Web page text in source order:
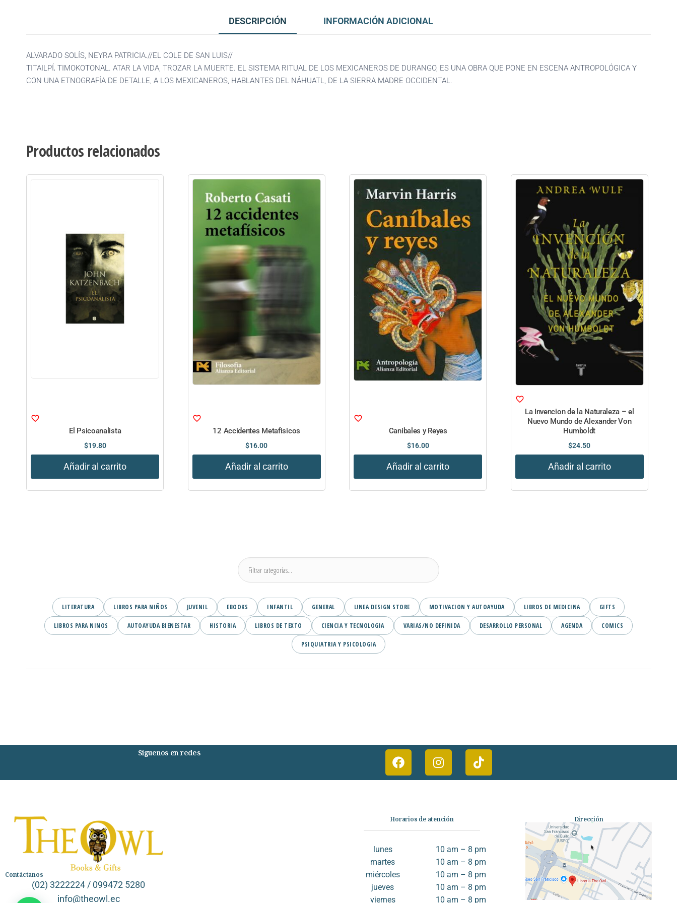
DESCRIPCIÓN INFORMACIÓN ADICIONAL
ALVARADO SOLÍS, NEYRA PATRICIA.//EL COLE DE SAN LUIS//
TITAILPÍ‚ TIMOKOTONAL. ATAR LA VIDA, TROZAR LA MUERTE. EL SISTEMA RITUAL DE LOS MEXICANEROS DE DURANGO, ES UNA OBRA QUE PONE EN ESCENA ANTROPOLÓGICA Y
CON UNA ETNOGRAFÍA DE DETALLE, A LOS MEXICANEROS, HABLANTES DEL NÁHUATL, DE LA SIERRA MADRE OCCIDENTAL.
Productos relacionados
El Psicoanalista
$19.80
Añadir al carrito
12 Accidentes Metafisicos
$16.00
Añadir al carrito
Canibales y Reyes
$16.00
Añadir al carrito
La Invencion de la Naturaleza – el
Nuevo Mundo de Alexander Von
Humboldt
$24.50
Añadir al carrito
LITERATURA LIBROS PARA NIÑOS JUVENIL EBOOKS INFANTIL GENERAL L!NEA DESIGN STORE MOTIVACION Y AUTOAYUDA LIBROS DE MEDICINA GIFTS
LIBROS PARA NINOS AUTOAYUDA BIENESTAR HISTORIA LIBROS DE TEXTO CIENCIA Y TECNOLOGIA VARIAS/NO DEFINIDA DESARROLLO PERSONAL AGENDA COMICS
PSIQUIATRIA Y PSICOLOGIA
Síguenos en redes
Contáctanos
(02) 3222224 / 099472 5280
info@theowl.ec
Horarios de atención
lunes
10 am – 8 pm
martes
10 am – 8 pm
miércoles
10 am – 8 pm
jueves
10 am – 8 pm
viernes
10 am – 8 pm
Dirección